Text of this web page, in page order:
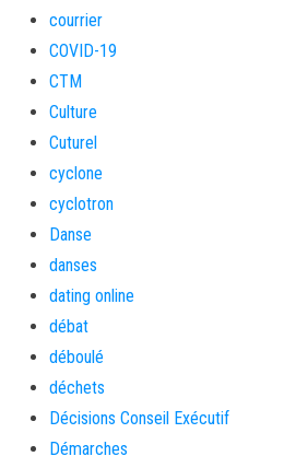
courrier
COVID-19
CTM
Culture
Cuturel
cyclone
cyclotron
Danse
danses
dating online
débat
déboulé
déchets
Décisions Conseil Exécutif
Démarches